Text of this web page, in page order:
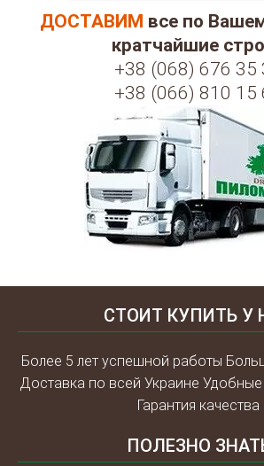
ДОСТАВИМ все по
кратчайшие
+38 (068) 676 35
+38 (066) 810 15
СТОИТ КУПИТЬ У
Более 5 лет успешной работы
Доставка по всей Украине
Гарантия качества
ПОЛЕЗНО